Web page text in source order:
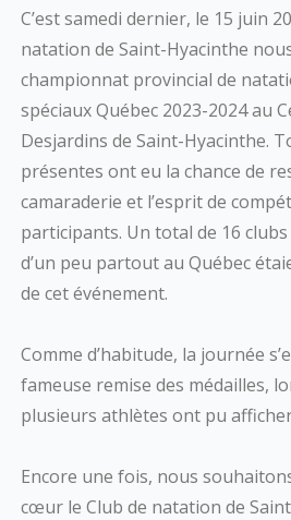
C’est samedi dernier, le 15 juin
natation de Saint-Hyacinthe
championnat provincial de
spéciaux Québec 2023-2024 au
Desjardins de Saint-Hyacinthe.
présentes ont eu la chance de
camaraderie et l’esprit de
participants. Un total de 16
d’un peu partout au Québec
de cet événement.
Comme d’habitude, la journée
fameuse remise des médailles,
plusieurs athlètes ont pu
Encore une fois, nous
cœur le Club de natation de